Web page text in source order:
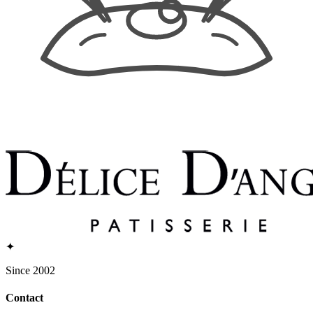
✦
Since 2002
Contact